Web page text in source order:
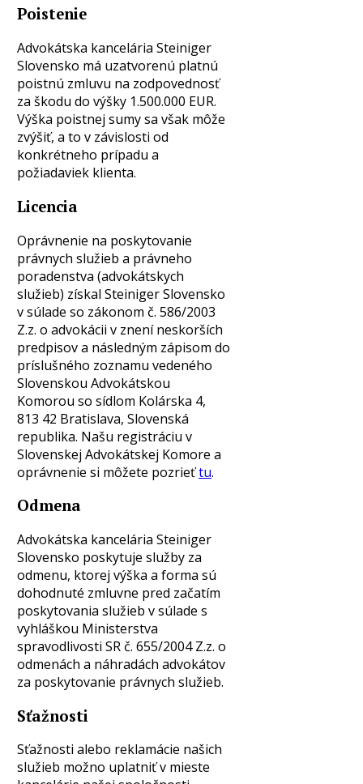
Poistenie
Advokátska kancelária Steiniger
Slovensko má uzatvorenú platnú
poistnú zmluvu na zodpovednosť
za škodu do výšky 1.500.000 EUR.
Výška poistnej sumy sa však môže
zvýšiť, a to v závislosti od
konkrétneho prípadu a
požiadaviek klienta.
Licencia
Oprávnenie na poskytovanie
právnych služieb a právneho
poradenstva (advokátskych
služieb) získal Steiniger Slovensko
v súlade so zákonom č. 586/2003
Z.z. o advokácii v znení neskorších
predpisov a následným zápisom do
príslušného zoznamu vedeného
Slovenskou Advokátskou
Komorou so sídlom Kolárska 4,
813 42 Bratislava, Slovenská
republika. Našu registráciu v
Slovenskej Advokátskej Komore a
oprávnenie si môžete pozrieťtu.
Odmena
Advokátska kancelária Steiniger
Slovensko poskytuje služby za
odmenu, ktorej výška a forma sú
dohodnuté zmluvne pred začatím
poskytovania služieb v súlade s
vyhláškou Ministerstva
spravodlivosti SR č. 655/2004 Z.z. o
odmenách a náhradách advokátov
za poskytovanie právnych služieb.
Sťažnosti
Sťažnosti alebo reklamácie našich
služieb možno uplatniť v mieste